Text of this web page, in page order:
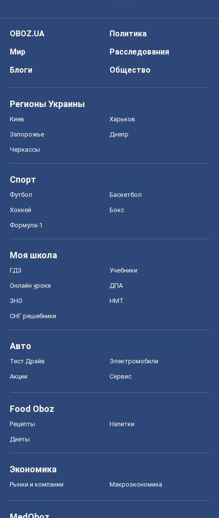
OBOZ.UA
Политика
Мир
Расследования
Блоги
Общество
Регионы Украины
Киев Харьков
Запорожье Днепр
Черкассы
Спорт
Футбол Баскетбол
Хоккей Бокс
Формула-1
Моя школа
ГДЗ Учебники
Онлайн уроки ДПА
ЗНО НМТ
СНГ решебники
Авто
Тест Драйв Электромобили
Акции Сервис
Food Oboz
Рецепты Напитки
Диеты
Экономика
Рынки и компании Mакроэкономика